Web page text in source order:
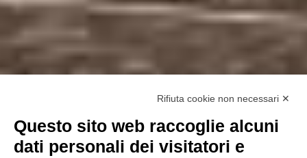
Rifiuta cookie non necessari ✕
Questo sito web raccoglie alcuni
dati personali dei visitatori e